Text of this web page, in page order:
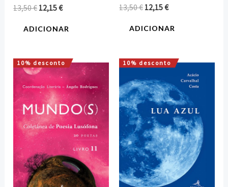
13,50€ 12,15€
ADICIONAR
13,50€ 12,15€
ADICIONAR
10% desconto
O
preço
original
era:
13,50 €.
O
preço
atual
é:
12,15 €.
10% desconto
O
original
era:
14,00 €.
O
preço
atual
é:
12,60 €.